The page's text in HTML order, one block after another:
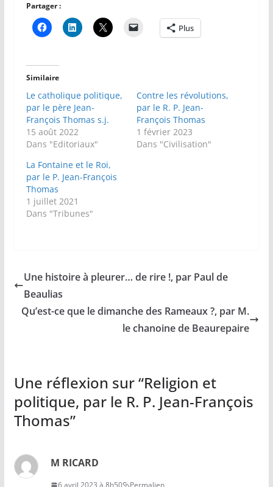
Partager :
Plus
Similaire
Le catholique politique,
par le père Jean-
François Thomas s.j.
15 août 2022
Dans "Editoriaux"
Contre les révolutions,
par le R. P. Jean-
François Thomas
1 février 2023
Dans "Civilisation"
La Fontaine et le Roi,
par le P. Jean-François
Thomas
1 juillet 2021
Dans "Tribunes"
Une histoire à pleurer… de rire !, par Paul de
Beaulias
Qu’est-ce que le dimanche des Rameaux ?, par M.
le chanoine de Beaurepaire
Une réflexion sur “Religion et
politique, par le R. P. Jean-François
Thomas”
M RICARD